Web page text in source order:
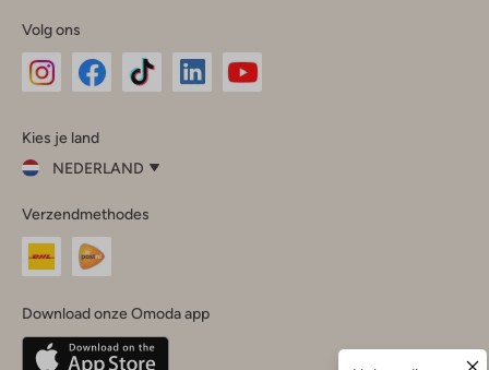
Volg ons
InstagramFacebook
Kies je land
NEDERLAND
je
land
Nederland
Belgique(Français)
Verzendmethodes
Download onze Omoda app